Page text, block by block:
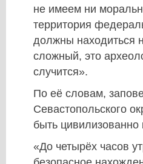
не имеем ни
территория
должны находиться
сложный, это
случится».
По её словам,
Севастопольского
быть
«До четырёх часов